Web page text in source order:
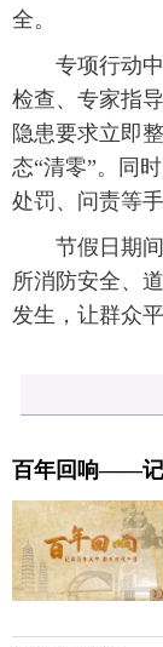
太原日报
全。
专项行动中
检查、专家指
隐患要求立即
态“清零”。同
处罚、问责等
节假日期间
所消防安全、
发生，让群众平
百年回响——记